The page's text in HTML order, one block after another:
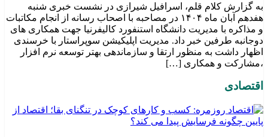
به گزارش کلام قلم، اسرافیل شیرازی در نشست خبری شنبه
هفدهم آبان ماه ۱۴۰۴ در مصاحبه با اصحاب رسانه از انجام مکاتبات
و مذاکره با مدیریت دانشگاه استنفورد کالیفرنیا جهت همکاری های
دوجانبه طرفین خبر داد. مدیریت اپلیکیشن سوپراستار با خرسندی
اظهار داشت به منظور ارتقا و سازماندهی بهتر توسعه نرم افزار
،مشارکت و همکاری […]
اقتصادی